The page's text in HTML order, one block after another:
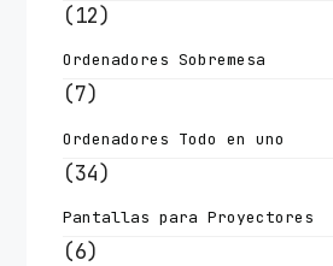
(12)
Ordenadores Sobremesa
(7)
Ordenadores Todo en uno
(34)
Pantallas para Proyectores
(6)